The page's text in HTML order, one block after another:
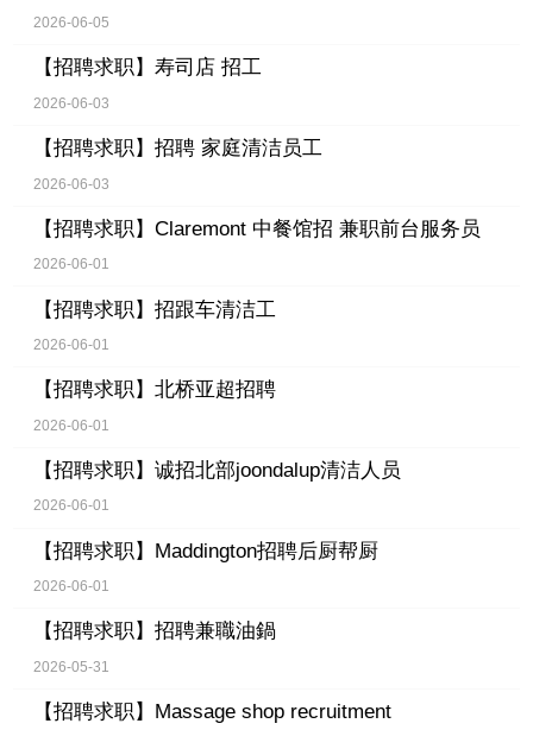
2026-06-05
【招聘求职】 寿司店 招工
2026-06-03
【招聘求职】 招聘 家庭清洁员工
2026-06-03
【招聘求职】 Claremont 中餐馆招 兼职前台服务员
2026-06-01
【招聘求职】 招跟车清洁工
2026-06-01
【招聘求职】 北桥亚超招聘
2026-06-01
【招聘求职】 诚招北部joondalup清洁人员
2026-06-01
【招聘求职】 Maddington招聘后厨帮厨
2026-06-01
【招聘求职】 招聘兼職油鍋
2026-05-31
【招聘求职】 Massage shop recruitment